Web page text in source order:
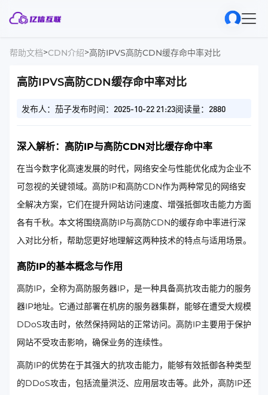
帮助文档>CDN介绍>高防IPVS高防CDN缓存命中率对比
高防IPVS高防CDN缓存命中率对比
发布人：茄子发布时间：2025-10-22 21:23阅读量：2880
深入解析：高防IP与高防CDN对比缓存命中率
在当今数字化高速发展的时代，网络安全与性能优化成为企业不
可忽视的关键领域。高防IP和高防CDN作为两种常见的网络安
全解决方案，它们在提升网站访问速度、增强抵御攻击能力方面
各有千秋。本文将围绕高防IP与高防CDN的缓存命中率进行深
入对比分析，帮助您更好地理解这两种技术的特点与适用场景。
高防IP的基本概念与作用
高防IP，全称为高防服务器IP，是一种具备高抗攻击能力的服务
器IP地址。它通过部署在机房的服务器集群，能够在遭受大规模
DDoS攻击时，依然保持网站的正常访问。高防IP主要用于保护
网站不受攻击影响，确保业务的连续性。
高防IP的优势在于其强大的抗攻击能力，能够有效抵御各种类型
的DDoS攻击，包括流量洪泛、应用层攻击等。此外，高防IP还